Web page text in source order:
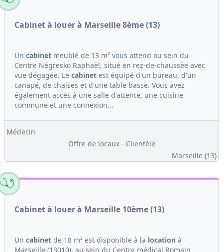
Cabinet à louer à Marseille 8ème (13)
Un cabinet meublé de 13 m² vous attend au sein du
Centre Négresko Raphaël, situé en rez-de-chaussée avec
vue dégagée. Le cabinet est équipé d'un bureau, d'un
canapé, de chaises et d'une table basse. Vous avez
également accès à une salle d'attente, une cuisine
commune et une connexion...
Médecin
Offre de locaux - Clientèle
Marseille (13)
Cabinet à louer à Marseille 10ème (13)
Un cabinet de 18 m² est disponible à la location à
Marseille (13010), au sein du Centre médical Romain